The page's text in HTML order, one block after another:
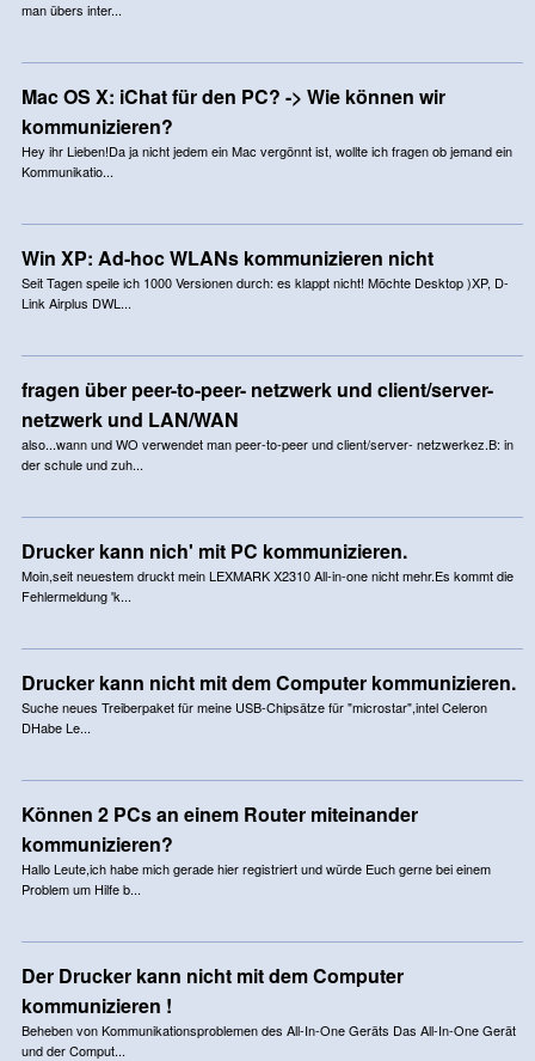
man übers inter...
Mac OS X: iChat für den PC? -> Wie können wir
kommunizieren?
Hey ihr Lieben!Da ja nicht jedem ein Mac vergönnt ist, wollte ich fragen ob jemand ein
Kommunikatio...
Win XP: Ad-hoc WLANs kommunizieren nicht
Seit Tagen speile ich 1000 Versionen durch: es klappt nicht! Möchte Desktop )XP, D-
Link Airplus DWL...
fragen über peer-to-peer- netzwerk und client/server-
netzwerk und LAN/WAN
also...wann und WO verwendet man peer-to-peer und client/server- netzwerkez.B: in
der schule und zuh...
Drucker kann nich' mit PC kommunizieren.
Moin,seit neuestem druckt mein LEXMARK X2310 All-in-one nicht mehr.Es kommt die
Fehlermeldung 'k...
Drucker kann nicht mit dem Computer kommunizieren.
Suche neues Treiberpaket für meine USB-Chipsätze für "microstar",intel Celeron
DHabe Le...
Können 2 PCs an einem Router miteinander
kommunizieren?
Hallo Leute,ich habe mich gerade hier registriert und würde Euch gerne bei einem
Problem um Hilfe b...
Der Drucker kann nicht mit dem Computer
kommunizieren !
Beheben von Kommunikationsproblemen des All-In-One Geräts Das All-In-One Gerät
und der Comput...